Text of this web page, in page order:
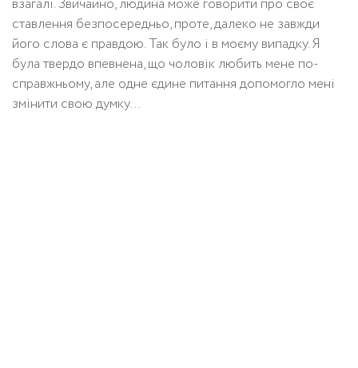
взагалі. Звичайно, людина може говорити про своє
ставлення безпосередньо, проте, далеко не завжди
його слова є правдою. Так було і в моєму випадку. Я
була твердо впевнена, що чоловік любить мене по-
справжньому, але одне єдине питання допомогло мені
змінити свою думку…